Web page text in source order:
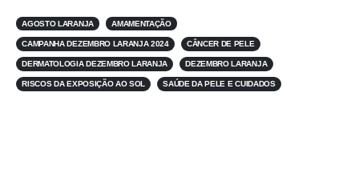
AGOSTO LARANJA AMAMENTAÇÃO
CAMPANHA DEZEMBRO LARANJA 2024 CÂNCER DE PELE
DERMATOLOGIA DEZEMBRO LARANJA DEZEMBRO LARANJA
RISCOS DA EXPOSIÇÃO AO SOL SAÚDE DA PELE E CUIDADOS